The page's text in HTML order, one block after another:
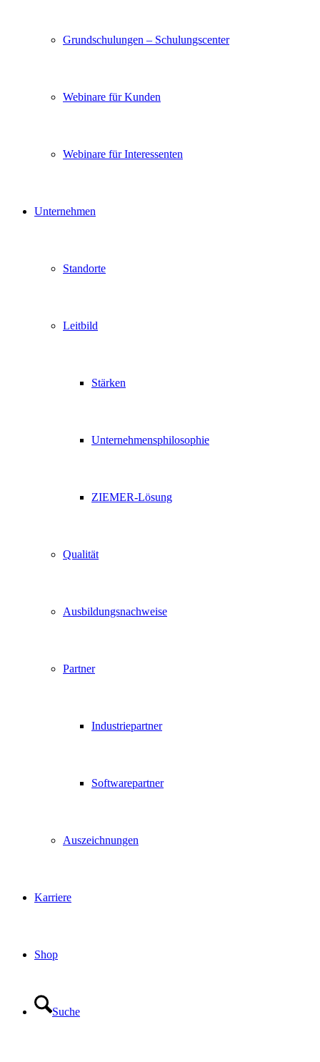
Grundschulungen – Schulungscenter
Webinare für Kunden
Webinare für Interessenten
Unternehmen
Standorte
Leitbild
Stärken
Unternehmensphilosophie
ZIEMER-Lösung
Qualität
Ausbildungsnachweise
Partner
Industriepartner
Softwarepartner
Auszeichnungen
Karriere
Shop
Suche